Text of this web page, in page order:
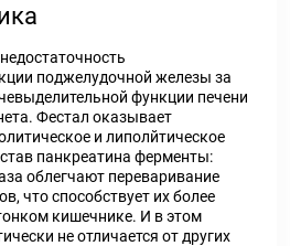
поджелудочной железы за
функции печени
Фестал оказывает
и липолйтическое
панкреатина ферменты:
облегчают переваривание
что способствует их более
кишечнике. И в этом
не отличается от других